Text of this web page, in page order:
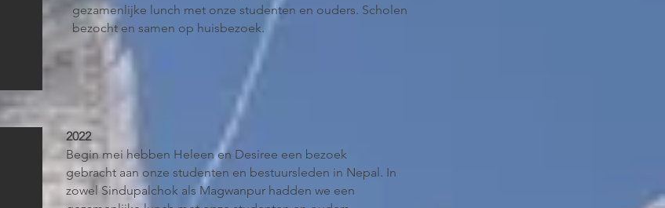
gezamenlijke lunch met onze studenten en ouders. Scholen
bezocht en samen op huisbezoek.
2022
Begin mei hebben Heleen en Desiree een bezoek
gebracht aan onze studenten en bestuursleden in Nepal. In
zowel Sindupalchok als Magwanpur hadden we een